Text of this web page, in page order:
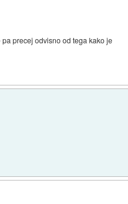
precej odvisno od tega kako je